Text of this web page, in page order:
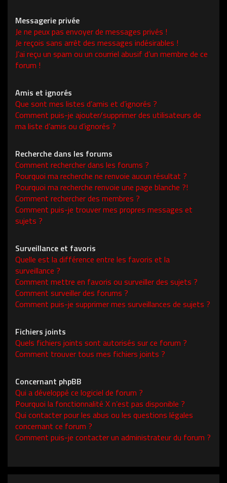
Messagerie privée
Je ne peux pas envoyer de messages privés !
Je reçois sans arrêt des messages indésirables !
J’ai reçu un spam ou un courriel abusif d’un membre de ce
forum !
Amis et ignorés
Que sont mes listes d’amis et d’ignorés ?
Comment puis-je ajouter/supprimer des utilisateurs de
ma liste d’amis ou d’ignorés ?
Recherche dans les forums
Comment rechercher dans les forums ?
Pourquoi ma recherche ne renvoie aucun résultat ?
Pourquoi ma recherche renvoie une page blanche ?!
Comment rechercher des membres ?
Comment puis-je trouver mes propres messages et
sujets ?
Surveillance et favoris
Quelle est la différence entre les favoris et la
surveillance ?
Comment mettre en favoris ou surveiller des sujets ?
Comment surveiller des forums ?
Comment puis-je supprimer mes surveillances de sujets ?
Fichiers joints
Quels fichiers joints sont autorisés sur ce forum ?
Comment trouver tous mes fichiers joints ?
Concernant phpBB
Qui a développé ce logiciel de forum ?
Pourquoi la fonctionnalité X n’est pas disponible ?
Qui contacter pour les abus ou les questions légales
concernant ce forum ?
Comment puis-je contacter un administrateur du forum ?